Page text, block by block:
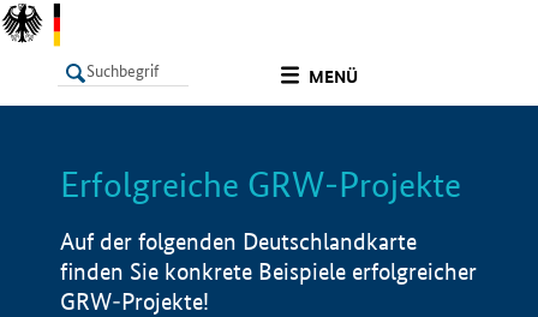
MENÜ
LISTE Info
Erfolgreiche GRW-Projekte
Auf der folgenden Deutschlandkarte
finden Sie konkrete Beispiele erfolgreicher
GRW-Projekte!